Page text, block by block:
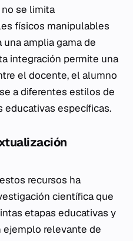
no se limita
físicos manipulables
una amplia gama de
integración permite una
el docente, el alumno
a diferentes estilos de
educativas específicas.
recursos ha
científica que
etapas educativas y
relevante de